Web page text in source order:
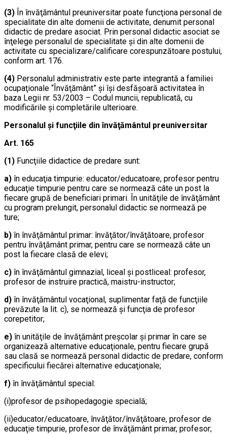
(3) În învăţământul preuniversitar poate funcţiona personal de
specialitate din alte domenii de activitate, denumit personal
didactic de predare asociat. Prin personal didactic asociat se
înţelege personalul de specialitate şi din alte domenii de
activitate cu specializare/calificare corespunzătoare postului,
conform art. 176.
(4) Personalul administrativ este parte integrantă a familiei
ocupaţionale “Învăţământ” şi îşi desfăşoară activitatea în
baza Legii nr. 53/2003 – Codul muncii, republicată, cu
modificările şi completările ulterioare.
Personalul şi funcţiile din învăţământul preuniversitar
Art. 165
(1) Funcţiile didactice de predare sunt:
a) în educaţia timpurie: educator/educatoare, profesor pentru
educaţie timpurie pentru care se normează câte un post la
fiecare grupă de beneficiari primari. În unităţile de învăţământ
cu program prelungit, personalul didactic se normează pe
ture;
b) în învăţământul primar: învăţător/învăţătoare, profesor
pentru învăţământ primar, pentru care se normează câte un
post la fiecare clasă de elevi;
c) în învăţământul gimnazial, liceal şi postliceal: profesor,
profesor de instruire practică, maistru-instructor;
d) în învăţământul vocaţional, suplimentar faţă de funcţiile
prevăzute la lit. c), se normează şi funcţia de profesor
corepetitor;
e) în unităţile de învăţământ preşcolar şi primar în care se
organizează alternative educaţionale, pentru fiecare grupă
sau clasă se normează personal didactic de predare, conform
specificului fiecărei alternative educaţionale;
f) în învăţământul special:
(i)profesor de psihopedagogie specială;
(ii)educator/educatoare, învăţător/învăţătoare, profesor de
educaţie timpurie, profesor de învăţământ primar, profesor;